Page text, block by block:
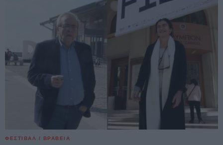
ΦΕΣΤΙΒΑΛ / ΒΡΑΒΕΙΑ